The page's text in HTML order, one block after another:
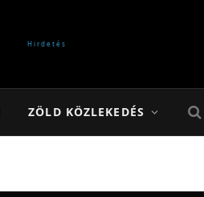
ZÖLD KÖZLEKEDÉS